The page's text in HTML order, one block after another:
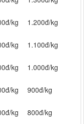
kg
1.200đ/kg
kg
1.100đ/kg
kg
1.000đ/kg
kg
900đ/kg
kg
800đ/kg